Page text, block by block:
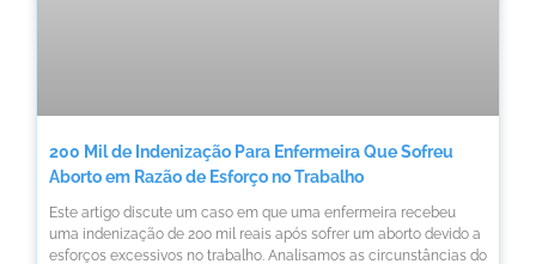
200 Mil de Indenização Para Enfermeira Que Sofreu
Aborto em Razão de Esforço no Trabalho
Este artigo discute um caso em que uma enfermeira recebeu
uma indenização de 200 mil reais após sofrer um aborto devido a
esforços excessivos no trabalho. Analisamos as circunstâncias do